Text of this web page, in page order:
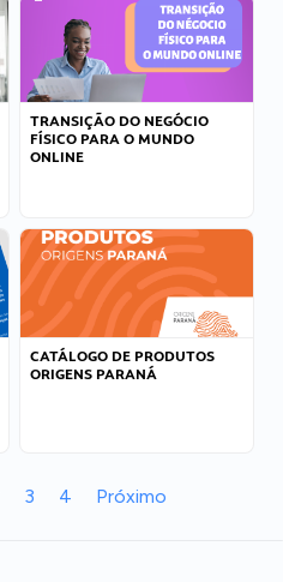
TRANSIÇÃO DO NEGÓCIO
FÍSICO PARA O MUNDO
ONLINE
CATÁLOGO DE PRODUTOS
ORIGENS PARANÁ
3 4 Próximo